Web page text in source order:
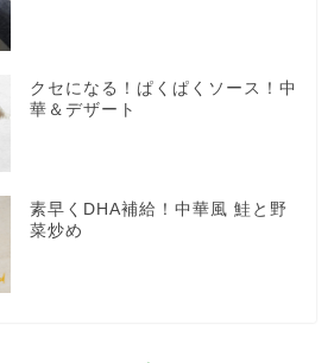
クセになる！ぱくぱくソース！中
華＆デザート
素早くDHA補給！中華風 鮭と野
菜炒め